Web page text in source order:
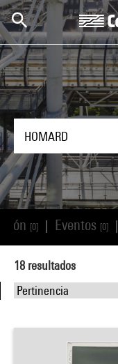
Skip to main content
Centre Pompidou
[0] Eventos [0]
18 resultados